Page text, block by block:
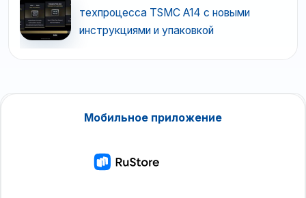
техпроцесса TSMC A14 с новыми
инструкциями и упаковкой
Мобильное приложение